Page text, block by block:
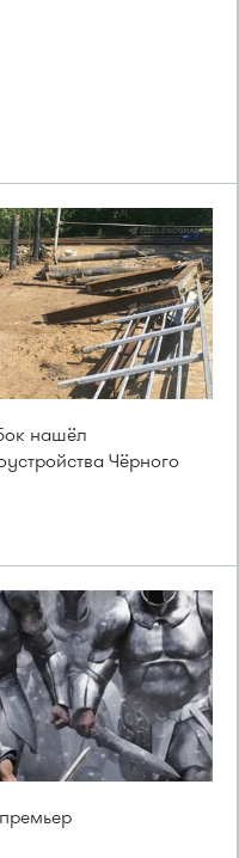
нашёл
Чёрного